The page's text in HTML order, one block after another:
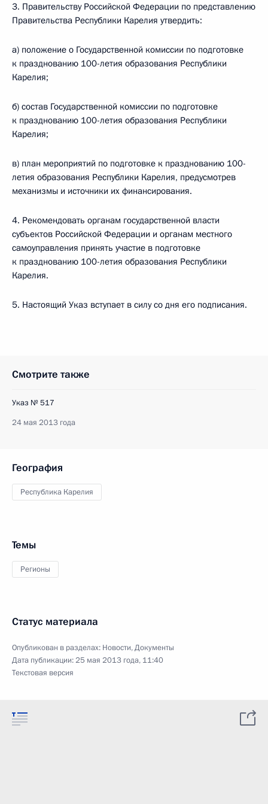
3. Правительству Российской Федерации по представлению
Правительства Республики Карелия утвердить:
а) положение о Государственной комиссии по подготовке
к празднованию 100-летия образования Республики
Карелия;
б) состав Государственной комиссии по подготовке
к празднованию 100-летия образования Республики
Карелия;
в) план мероприятий по подготовке к празднованию 100-
летия образования Республики Карелия, предусмотрев
механизмы и источники их финансирования.
4. Рекомендовать органам государственной власти
субъектов Российской Федерации и органам местного
самоуправления принять участие в подготовке
к празднованию 100-летия образования Республики
Карелия.
5. Настоящий Указ вступает в силу со дня его подписания.
Смотрите также
Указ № 517
24 мая 2013 года
География
Республика Карелия
Темы
Регионы
Статус материала
Опубликован в разделах: Новости,Документы
Дата публикации:25 мая 2013 года, 11:40
Текстовая версия